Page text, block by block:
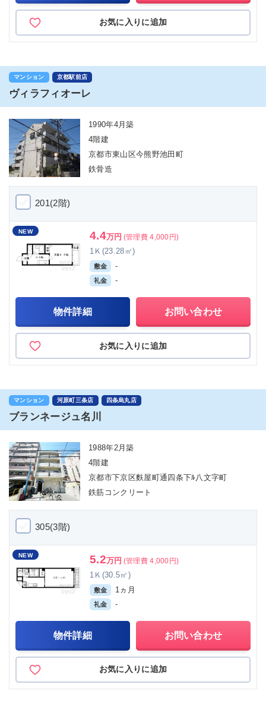
お気に入りに追加
マンション 京都駅前店
ヴィラフィオーレ
1990年4月築
4階建
京都市東山区今熊野池田町
鉄骨造
201(2階)
NEW 4.4万円 (管理費 4,000円)
1Ｋ(23.28㎡)
敷金 -
礼金 -
物件詳細 お問い合わせ
お気に入りに追加
マンション 河原町三条店 四条烏丸店
ブランネージュ名川
1988年2月築
4階建
京都市下京区麩屋町通四条下ﾙ八文字町
鉄筋コンクリート
305(3階)
NEW 5.2万円 (管理費 4,000円)
1Ｋ(30.5㎡)
敷金 1ヵ月
礼金 -
物件詳細 お問い合わせ
お気に入りに追加